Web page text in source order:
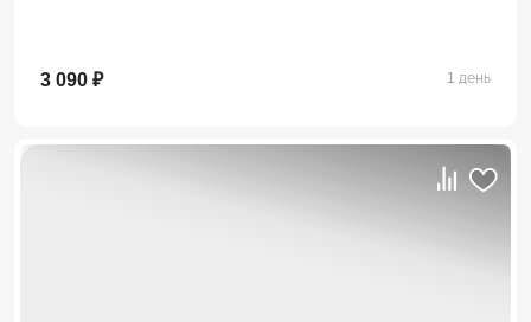
3 090 ₽ 1 день